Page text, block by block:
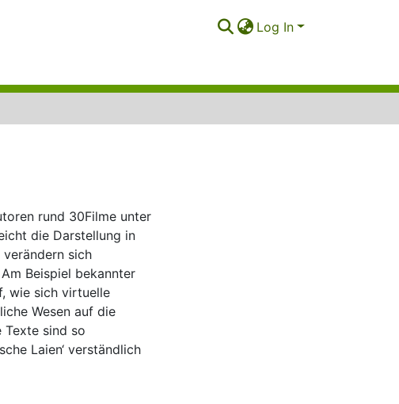
Log In
rund 30Filme unter
die Darstellung in
sich
Beispiel bekannter
wie sich virtuelle
Wesen auf die
Texte sind so
Laien‘ verständlich